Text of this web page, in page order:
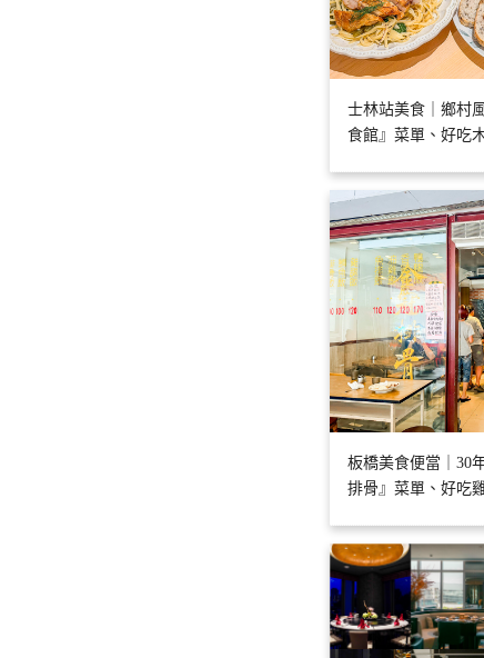
士林站美食｜鄉村
食館』菜單、好吃
板橋美食便當｜30
排骨』菜單、好吃